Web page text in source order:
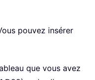
pouvez insérer
que vous avez